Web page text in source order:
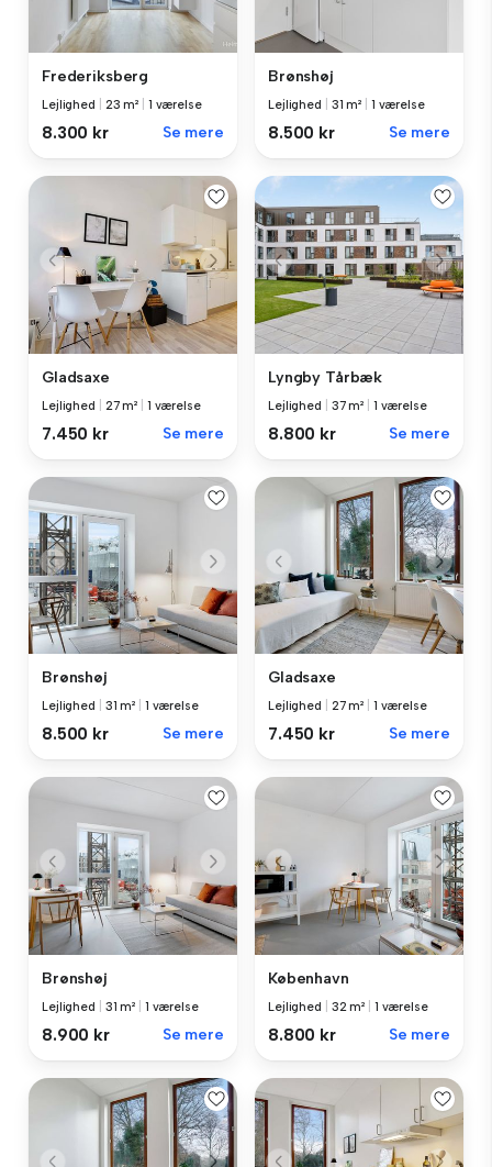
Frederiksberg
Lejlighed 23 m² 1 værelse
8.300 kr Se mere
Brønshøj
Lejlighed 31 m² 1 værelse
8.500 kr Se mere
Gladsaxe
Lejlighed 27 m² 1 værelse
7.450 kr Se mere
Lyngby Tårbæk
Lejlighed 37 m² 1 værelse
8.800 kr Se mere
Brønshøj
Lejlighed 31 m² 1 værelse
8.500 kr Se mere
Gladsaxe
Lejlighed 27 m² 1 værelse
7.450 kr Se mere
Brønshøj
Lejlighed 31 m² 1 værelse
8.900 kr Se mere
København
Lejlighed 32 m² 1 værelse
8.800 kr Se mere